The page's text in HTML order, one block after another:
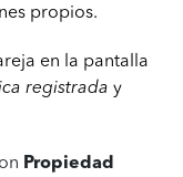
propios.
en la pantalla
registrada y
Propiedad